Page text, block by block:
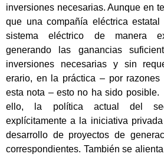
inversiones necesarias. Aunque en
que una compañía eléctrica
sistema eléctrico de manera
generando las ganancias
inversiones necesarias y sin
erario, en la práctica – por
esta nota – esto no ha sido
ello, la política actual del
explícitamente a la iniciativa
desarrollo de proyectos de
correspondientes. También se